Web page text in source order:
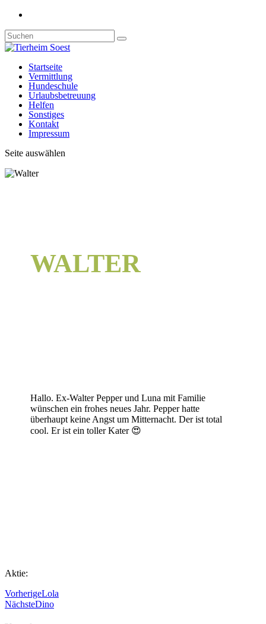
Startseite
Vermittlung
Hundeschule
Urlaubsbetreuung
Helfen
Sonstiges
Kontakt
Impressum
Seite auswählen
WALTER
Hallo. Ex-Walter Pepper und Luna mit Familie
wünschen ein frohes neues Jahr. Pepper hatte
überhaupt keine Angst um Mitternacht. Der ist total
cool. Er ist ein toller Kater 😍
Aktie:
VorherigeLola
NächsteDino